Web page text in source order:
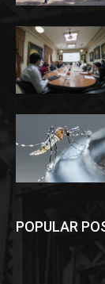
POPULAR